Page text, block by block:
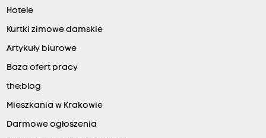
Hotele
Kurtki zimowe damskie
Artykuły biurowe
Baza ofert pracy
the:blog
Mieszkania w Krakowie
Darmowe ogłoszenia